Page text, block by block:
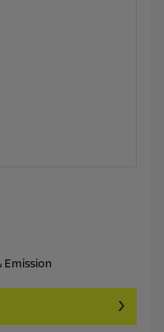
Emission